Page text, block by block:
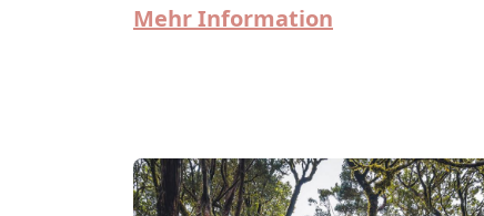
Mehr Information